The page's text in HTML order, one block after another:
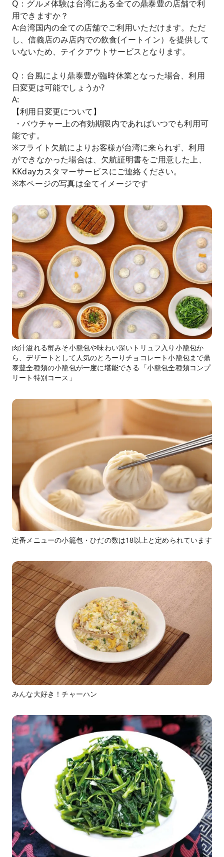
Q：グルメ体験は台湾にある全ての鼎泰豊の店舗で利
用できますか？
A:台湾国内の全ての店舗でご利用いただけます。ただ
し、信義店のみ店内での飲食(イートイン）を提供して
いないため、テイクアウトサービスとなります。
Q：台風により鼎泰豊が臨時休業となった場合、利用
日変更は可能でしょうか?
A:
【利用日変更について】
・バウチャー上の有効期限内であればいつでも利用可
能です。
※フライト欠航によりお客様が台湾に来られず、利用
ができなかった場合は、欠航証明書をご用意した上、
KKdayカスタマーサービスにご連絡ください。
※本ページの写真は全てイメージです
肉汁溢れる蟹みそ小籠包や味わい深いトリュフ入り小籠包か
ら、デザートとして人気のとろーりチョコレート小籠包まで鼎
泰豊全種類の小籠包が一度に堪能できる「小籠包全種類コンプ
リート特別コース」
定番メニューの小籠包・ひだの数は18以上と定められています
みんな大好き！チャーハン